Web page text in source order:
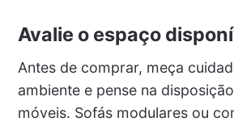
Avalie o espaço
Antes de comprar, meça
ambiente e pense na
móveis. Sofás modulares ou